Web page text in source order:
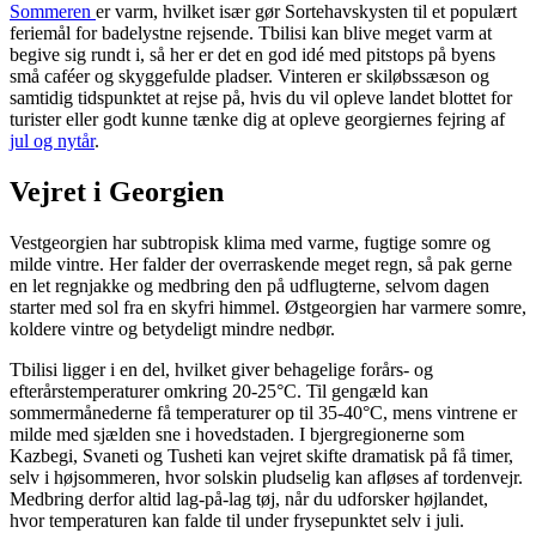
Sommeren er varm, hvilket især gør Sortehavskysten til et populært
feriemål for badelystne rejsende. Tbilisi kan blive meget varm at
begive sig rundt i, så her er det en god idé med pitstops på byens
små caféer og skyggefulde pladser. Vinteren er skiløbssæson og
samtidig tidspunktet at rejse på, hvis du vil opleve landet blottet for
turister eller godt kunne tænke dig at opleve georgiernes fejring af
jul og nytår.
Vejret i Georgien
Vestgeorgien har subtropisk klima med varme, fugtige somre og
milde vintre. Her falder der overraskende meget regn, så pak gerne
en let regnjakke og medbring den på udflugterne, selvom dagen
starter med sol fra en skyfri himmel. Østgeorgien har varmere somre,
koldere vintre og betydeligt mindre nedbør.
Tbilisi ligger i en del, hvilket giver behagelige forårs- og
efterårstemperaturer omkring 20-25°C. Til gengæld kan
sommermånederne få temperaturer op til 35-40°C, mens vintrene er
milde med sjælden sne i hovedstaden. I bjergregionerne som
Kazbegi, Svaneti og Tusheti kan vejret skifte dramatisk på få timer,
selv i højsommeren, hvor solskin pludselig kan afløses af tordenvejr.
Medbring derfor altid lag-på-lag tøj, når du udforsker højlandet,
hvor temperaturen kan falde til under frysepunktet selv i juli.